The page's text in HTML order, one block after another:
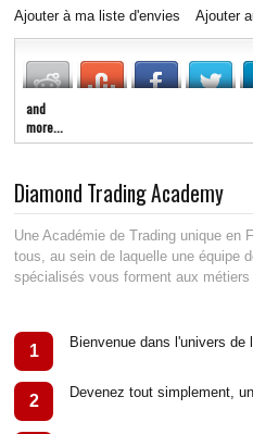
Ajouter à ma liste d'envies Ajouter
and
more...
Diamond Trading Academy
Une Académie de Trading unique en
tous, au sein de laquelle une équipe
spécialisés vous forment aux métiers
1 Bienvenue dans l'univers de
2 Devenez tout simplement,